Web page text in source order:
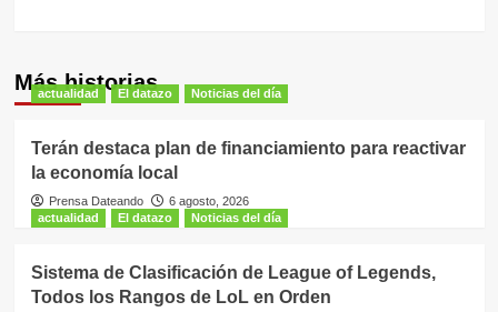
Más historias
actualidad El datazo Noticias del día
Terán destaca plan de financiamiento para reactivar
la economía local
Prensa Dateando
6 agosto, 2026
actualidad
El datazo Noticias del día
Sistema de Clasificación de League of Legends,
Todos los Rangos de LoL en Orden